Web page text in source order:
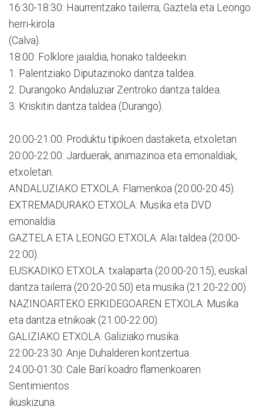
16:30-18:30: Haurrentzako tailerra, Gaztela eta Leongo
herri-kirola
(Calva).
18:00: Folklore jaialdia, honako taldeekin:
1. Palentziako Diputazinoko dantza taldea.
2. Durangoko Andaluziar Zentroko dantza taldea.
3. Kriskitin dantza taldea (Durango).
20:00-21:00: Produktu tipikoen dastaketa, etxoletan.
20:00-22:00: Jarduerak, animazinoa eta emonaldiak,
etxoletan.
ANDALUZIAKO ETXOLA: Flamenkoa (20:00-20:45).
EXTREMADURAKO ETXOLA: Musika eta DVD
emonaldia.
GAZTELA ETA LEONGO ETXOLA: Alai taldea (20:00-
22:00).
EUSKADIKO ETXOLA: txalaparta (20:00-20:15), euskal
dantza tailerra (20:20-20:50) eta musika (21:20-22:00).
NAZINOARTEKO ERKIDEGOAREN ETXOLA: Musika
eta dantza etnikoak (21:00-22:00).
GALIZIAKO ETXOLA: Galiziako musika.
22:00-23:30: Anje Duhalderen kontzertua.
24:00-01:30: Cale Barí koadro flamenkoaren
Sentimientos
ikuskizuna.